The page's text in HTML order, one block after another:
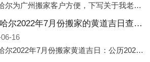
齐齐哈尔为广州搬家客户方便，下写关于我老大众搬家公司接单的流程，九条给搬家朋友参考，了解搬家公司工序，免去搬家时的没有准备好的工作，给您及时快速的搬好家。一．电话咨询：专人接待客户电话咨询，初步了解客户搬 家
齐齐哈尔2022年7月份搬家的黄道吉日查询大全一览表哪天适合搬家好日子
16
齐齐哈尔2022年7月份搬家黄道吉日：公历2022年7月6日 农历六月初八 星期三 冲虎(甲寅)公历2022年7月12日 农历六月十四 星期二 冲猴(庚申)公历2022年7月13日 农历六月十五 星期三 冲鸡